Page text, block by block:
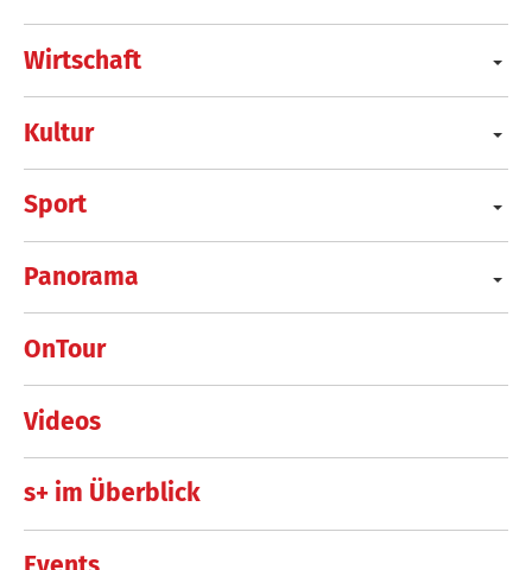
Wirtschaft
Kultur
Sport
Panorama
OnTour
Videos
s+ im Überblick